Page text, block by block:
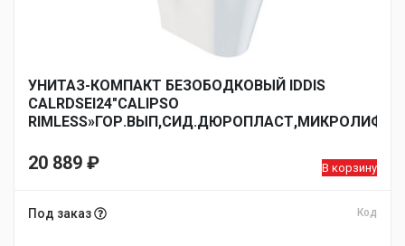
УНИТАЗ-КОМПАКТ БЕЗОБОДКОВЫЙ IDDIS
CALRDSEI24″CALIPSO
RIMLESS»ГОР.ВЫП,СИД.ДЮРОПЛАСТ,МИКРОЛИФТ2-
20 889 ₽ В корзину
Под заказ Код